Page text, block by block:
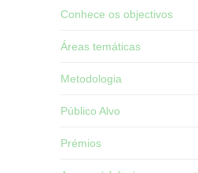
Conhece os objectivos
Áreas temáticas
Metodologia
Público Alvo
Prémios